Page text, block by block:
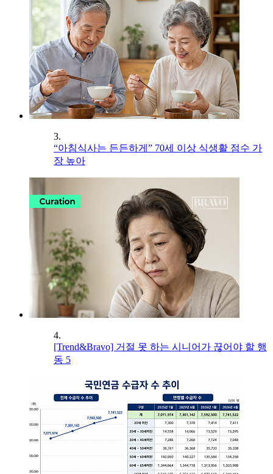
3.
“아침식사는 든든하게” 70세 이상 식생활 점수 가
장 높아
4.
[Trend&Bravo] 거절 못 하는 시니어가 끊어야 할 행
동 5